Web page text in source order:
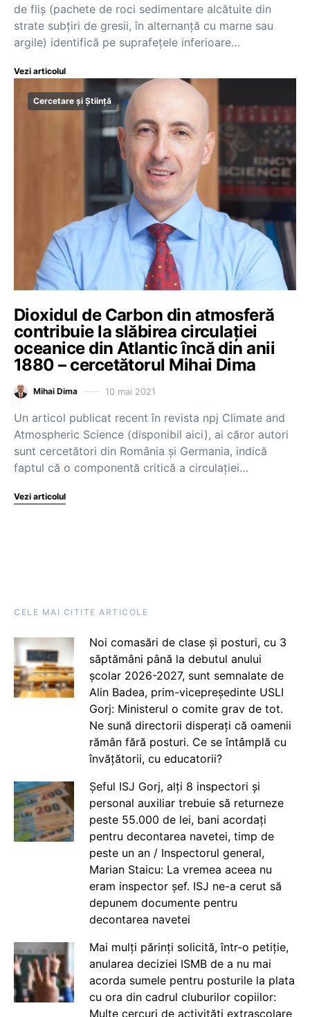
de fliş (pachete de roci sedimentare alcătuite din
strate subţiri de gresii, în alternanţă cu marne sau
argile) identifică pe suprafeţele inferioare…
Vezi articolul
Cercetare și Știință
Dioxidul de Carbon din atmosferă
contribuie la slăbirea circulației
oceanice din Atlantic încă din anii
1880 – cercetătorul Mihai Dima
Mihai Dima 10 mai 2021
Un articol publicat recent în revista npj Climate and
Atmospheric Science (disponibil aici), ai căror autori
sunt cercetători din România și Germania, indică
faptul că o componentă critică a circulației…
Vezi articolul
CELE MAI CITITE ARTICOLE
Noi comasări de clase și posturi, cu 3
săptămâni până la debutul anului
școlar 2026-2027, sunt semnalate de
Alin Badea, prim-vicepreședinte USLI
Gorj: Ministerul o comite grav de tot.
Ne sună directorii disperați că oamenii
rămân fără posturi. Ce se întâmplă cu
învățătorii, cu educatorii?
Șeful ISJ Gorj, alți 8 inspectori și
personal auxiliar trebuie să returneze
peste 55.000 de lei, bani acordați
pentru decontarea navetei, timp de
peste un an / Inspectorul general,
Marian Staicu: La vremea aceea nu
eram inspector șef. ISJ ne-a cerut să
depunem documente pentru
decontarea navetei
Mai mulți părinți solicită, într-o petiție,
anularea deciziei ISMB de a nu mai
acorda sumele pentru posturile la plata
cu ora din cadrul cluburilor copiilor:
Multe cercuri de activități extrașcolare